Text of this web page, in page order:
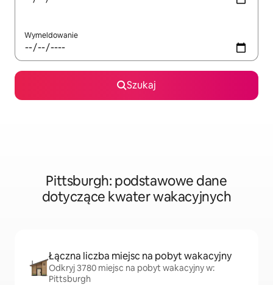
Wymeldowanie
Szukaj
Pittsburgh: podstawowe dane
dotyczące kwater wakacyjnych
Łączna liczba miejsc na pobyt wakacyjny
Odkryj 3780 miejsc na pobyt wakacyjny w:
Pittsburgh